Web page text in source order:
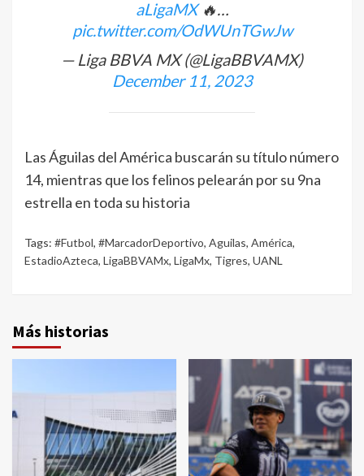
aLigaMX🔥…
pic.twitter.com/OdWUnTGwJw
— Liga BBVA MX (@LigaBBVAMX)
December 11, 2023
Las Águilas del América buscarán su título número
14, mientras que los felinos pelearán por su 9na
estrella en toda su historia
Tags: #Futbol, #MarcadorDeportivo, Aguilas, América,
EstadioAzteca, LigaBBVAMx, LigaMx, Tigres, UANL
Más historias